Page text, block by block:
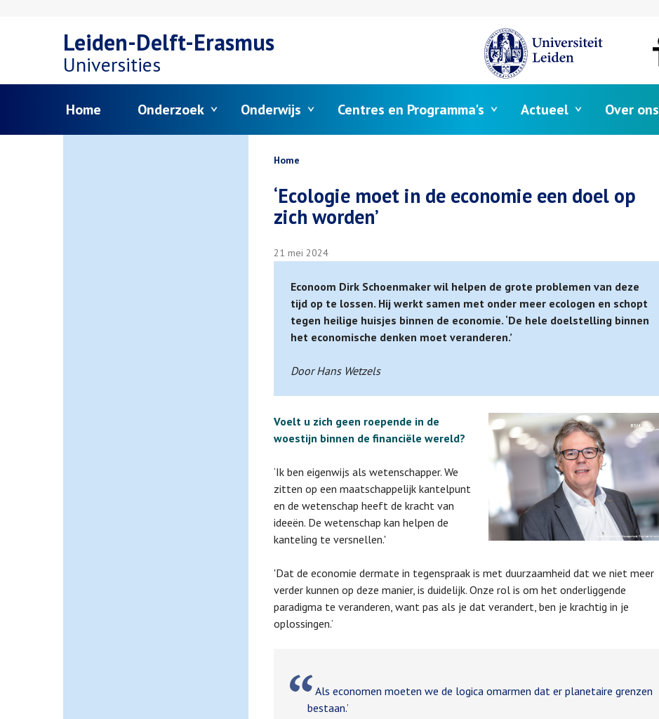
naar
Leiden-Delft-Erasmus
Universities
Home Onderzoek Onderwijs Centres en Programma's Actueel Over ons
Kruimelpad
Home
‘Ecologie moet in de economie een doel op
zich worden’
21 mei 2024
Econoom Dirk Schoenmaker wil helpen de grote problemen van deze
tijd op te lossen. Hij werkt samen met onder meer ecologen en schopt
tegen heilige huisjes binnen de economie. ‘De hele doelstelling binnen
het economische denken moet veranderen.’
Door Hans Wetzels
Voelt u zich geen roepende in de
woestijn binnen de financiële wereld?
‘Ik ben eigenwijs als wetenschapper. We
zitten op een maatschappelijk kantelpunt
en de wetenschap heeft de kracht van
ideeën. De wetenschap kan helpen de
kanteling te versnellen.'
'Dat de economie dermate in tegenspraak is met duurzaamheid dat we niet meer
verder kunnen op deze manier, is duidelijk. Onze rol is om het onderliggende
paradigma te veranderen, want pas als je dat verandert, ben je krachtig in je
oplossingen.’
Als economen moeten we de logica omarmen dat er planetaire grenzen
bestaan.’